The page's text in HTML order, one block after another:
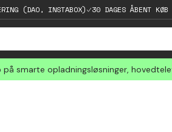
(DAO, INSTABOX) 30 DAGES ÅBENT KØB
smarte opladningsløsninger,